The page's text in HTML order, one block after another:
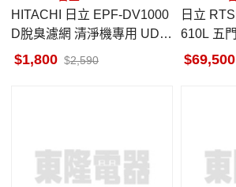
HITACHI 日立 EPF-DV1000
D脫臭濾網 清淨機專用 UDP-
J80/J90/J100
1,800 2,590
日立 RTSF62WJ 日本製冰箱
69,500